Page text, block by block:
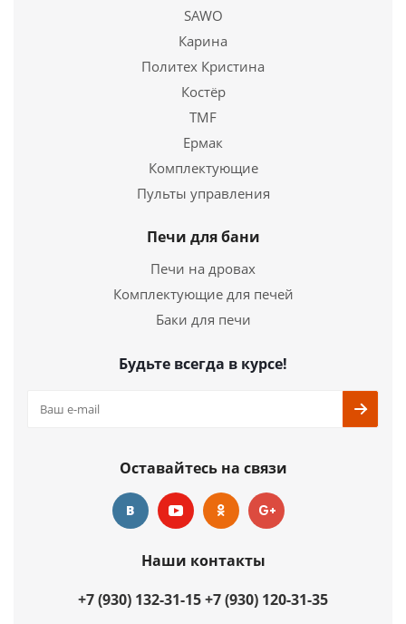
Подробнее
Купить в 1 клик
SAWO
Карина
Политех Кристина
Костёр
TMF
Ермак
Комплектующие
Пульты управления
Печи для бани
Печи на дровах
Комплектующие для печей
Баки для печи
Будьте всегда в курсе!
Оставайтесь на связи
Наши контакты
+7 (930) 132-31-15+7 (930) 120-31-35